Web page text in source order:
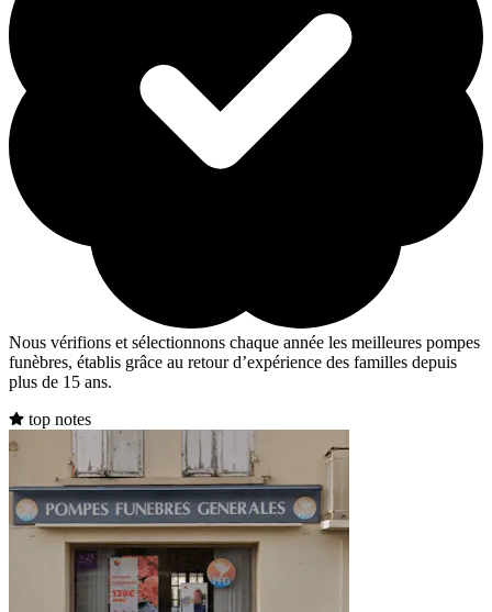
Nous vérifions et sélectionnons chaque année les meilleures pompes
funèbres, établis grâce au retour d’expérience des familles depuis
plus de 15 ans.
top notes